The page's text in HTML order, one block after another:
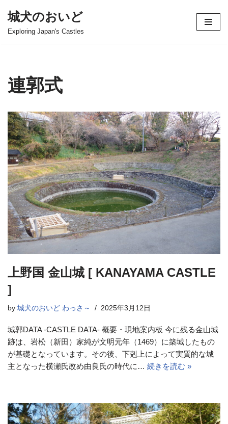
コ
ツ
へ
キ
ッ
プ
城犬のおいど
Exploring Japan's Castles
連郭式
上野国 金山城 [ KANAYAMA CASTLE
]
by 城犬のおいど わっさ～ 2025年3月12日
城郭DATA -CASTLE DATA- 概要・現地案内板 今に残る金山城
跡は、岩松（新田）家純が文明元年（1469）に築城したもの
が基礎となっています。その後、下剋上によって実質的な城
主となった横瀬氏改め由良氏の時代に… 続きを読む »